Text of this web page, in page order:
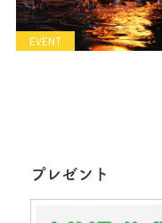
EVENT
プレゼント